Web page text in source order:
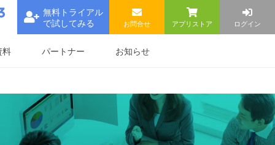
無料トライアル
で試してみる
お問合せ アプリストア ログイン
料 パートナー お知らせ